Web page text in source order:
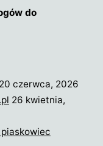
do
20 czerwca, 2026
26 kwietnia,